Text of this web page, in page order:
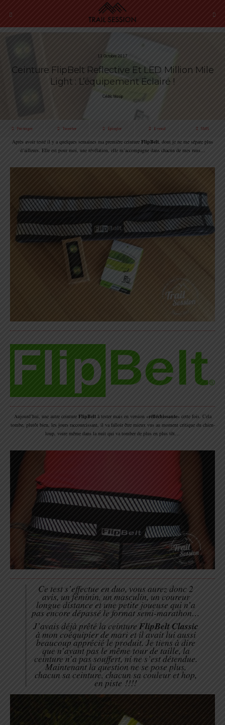
13 Octobre 2017
Ceinture FlipBelt Reflective Et LED Million Mile
Light : L’équipement Éclairé !
Cédric Masip
Partager Tweeter Épingler E-mail SMS
Après avoir testé il y a quelques semaines ma première ceinture FlipBelt, dont je ne me sépare plus
d’ailleurs. Elle est pour moi, une révélation, elle m’accompagne dans chacun de mes runs…
Aujourd’hui, une autre ceinture FlipBeltà tester mais en version «réfléchissante» cette fois. Cela
tombe, plutôt bien, les jours raccourcissant, il va falloir être mieux vus au moment critique du chien-
loup, voire même dans la nuit qui va tomber de plus en plus tôt…
Ce test s’effectue en duo, vous aurez donc 2
avis, un féminin, un masculin, un coureur
longue distance et une petite joueuse qui n’a
pas encore dépassé le format semi-marathon…
J’avais déjà prêté la ceinture FlipBelt Classic
à mon coéquipier de mari et il avait lui aussi
beaucoup apprécié le produit. Je tiens à dire
que n’ayant pas le même tour de taille, la
ceinture n’a pas souffert, ni ne s’est détendue.
Maintenant la question ne se pose plus,
chacun sa ceinture, chacun sa couleur et hop,
en piste !!!!